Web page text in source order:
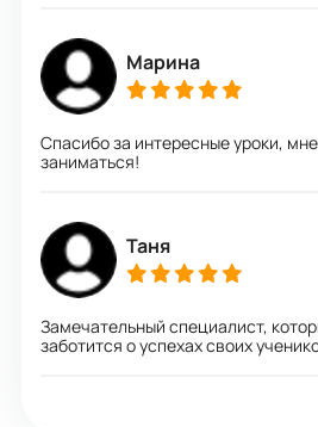
Марина
Спасибо за интересные уроки,
заниматься!
Таня
Замечательный специалист,
заботится о успехах своих